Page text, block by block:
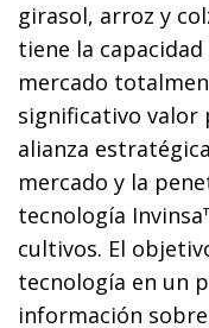
girasol, arroz y
tiene la
mercado
significativo valor
alianza
mercado y la
tecnología
cultivos. El
tecnología en un
información